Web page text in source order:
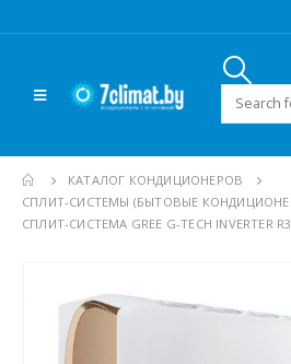
Искать:
КАТАЛОГ КОНДИЦИОНЕРОВ
CПЛИТ-СИСТЕМЫ (БЫТОВЫЕ
СПЛИТ-СИСТЕМА GREE G-TECH INVERTER